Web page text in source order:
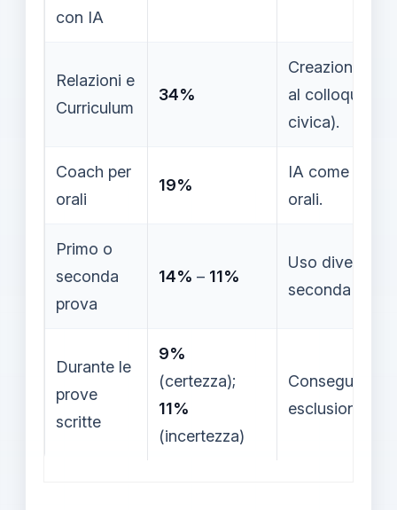
con IA
Relazioni e
Curriculum
34%
Creazione di
al colloquio
civica).
Coach per
orali
19%
IA come tutor
orali.
Primo o
seconda
prova
14% – 11%
Uso diverso
seconda
Durante le
prove
scritte
9%
(certezza);
11%
(incertezza)
Conseguenze
esclusione o